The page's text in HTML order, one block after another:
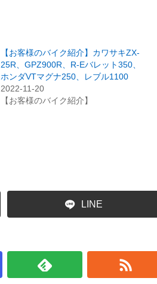
【お客様のバイク紹介】カワサキZX-
25R、GPZ900R、R-Eバレット350、
ホンダVTマグナ250、レブル1100
2022-11-20
【お客様のバイク紹介】
LINE